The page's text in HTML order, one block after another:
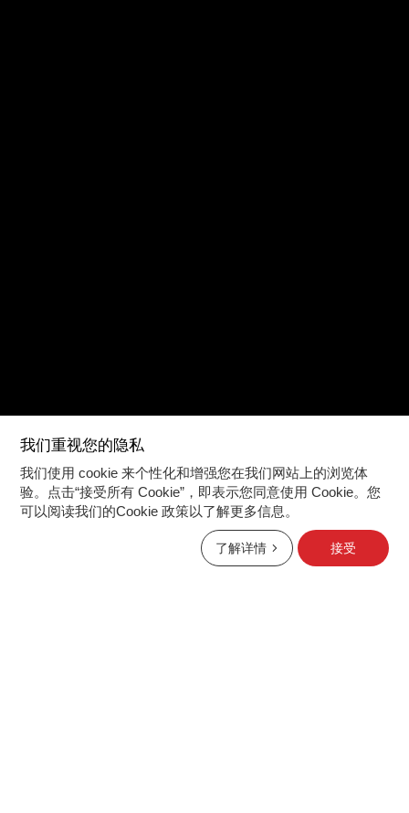
我们重视您的隐私
我们使用 cookie 来个性化和增强您在我们网站上的浏览体
验。点击“接受所有 Cookie”，即表示您同意使用 Cookie。您
可以阅读我们的Cookie 政策以了解更多信息。
了解详情 接受